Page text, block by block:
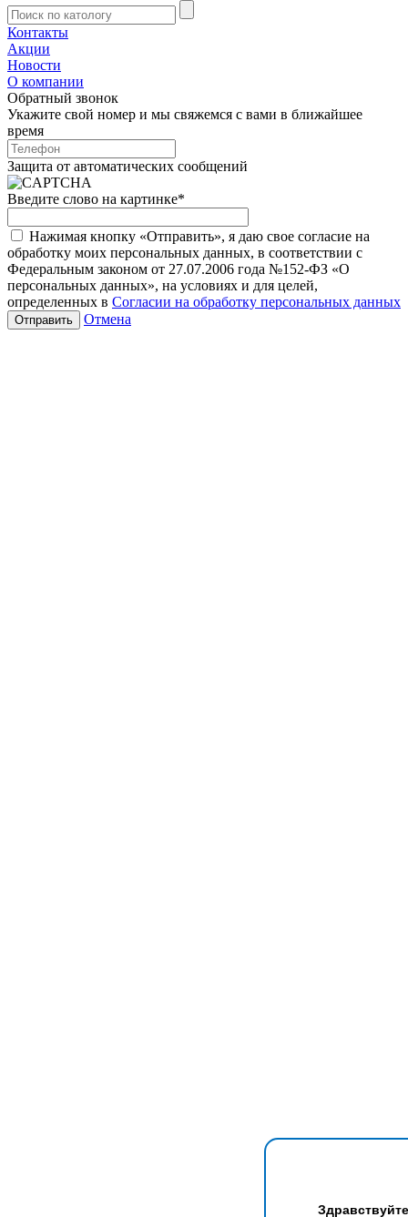
Контакты
Акции
Новости
О компании
Обратный звонок
Укажите свой номер и мы свяжемся с вами в ближайшее
время
Защита от автоматических сообщений
Введите слово на картинке*
Нажимая кнопку «Отправить», я даю свое согласие на
обработку моих персональных данных, в соответствии с
Федеральным законом от 27.07.2006 года №152-ФЗ «О
персональных данных», на условиях и для целей,
определенных в Согласии на обработку персональных данных
Отмена